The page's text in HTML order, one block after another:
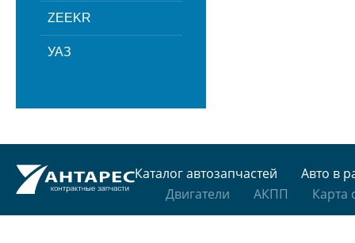
ZEEKR
УАЗ
Каталог автозапчастей
Авто в
Двигатели
АКПП Карта